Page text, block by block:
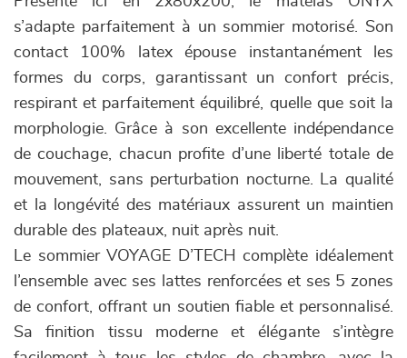
s’adapte parfaitement à un sommier motorisé. Son
contact 100% latex épouse instantanément les
formes du corps, garantissant un confort précis,
respirant et parfaitement équilibré, quelle que soit la
morphologie. Grâce à son excellente indépendance
de couchage, chacun profite d’une liberté totale de
mouvement, sans perturbation nocturne. La qualité
et la longévité des matériaux assurent un maintien
durable des plateaux, nuit après nuit.
Le sommier VOYAGE D’TECH complète idéalement
l’ensemble avec ses lattes renforcées et ses 5 zones
de confort, offrant un soutien fiable et personnalisé.
Sa finition tissu moderne et élégante s’intègre